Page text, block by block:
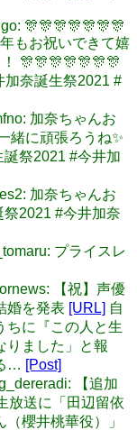
🎊🎊🎊🎊🎊🎊🎊
もお祝いできて嬉
🎊🎊🎊🎊🎊🎊🎊
加奈誕生祭2021 #
加奈ちゃんお
緒に頑張ろうね✨
祭2021 #今井加
加奈ちゃんお
2021 #今井加奈
プライスレ
【祝】声優
婚を発表 [URL] 自
ちに『この人と生
りました」と報
… [Post]
【追加
放送に「田辺留依
櫻井桃華役）」